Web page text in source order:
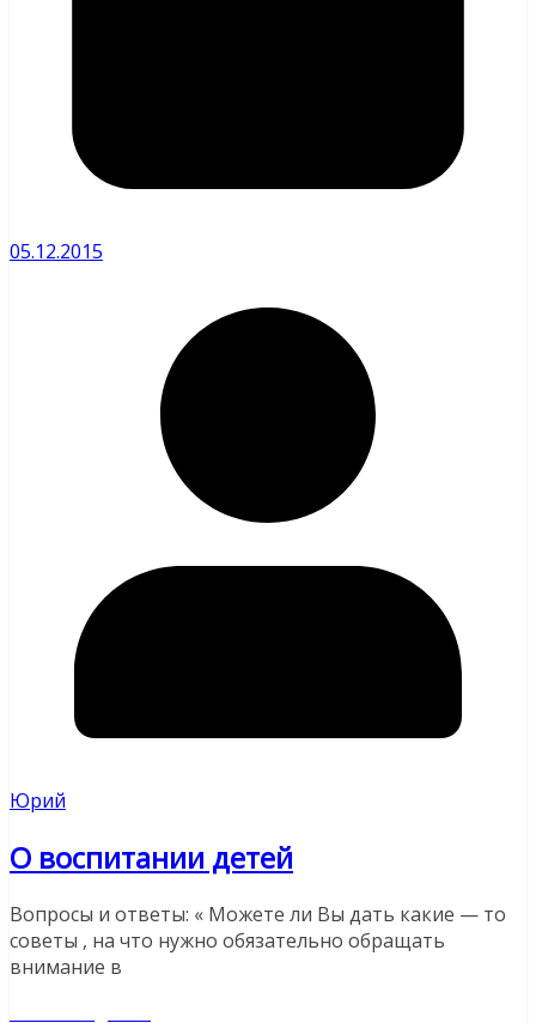
05.12.2015
Юрий
О воспитании детей
Вопросы и ответы: « Можете ли Вы дать какие — то
советы , на что нужно обязательно обращать
внимание в